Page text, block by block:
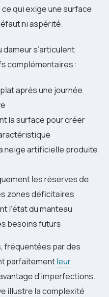
ce qui exige une surface
ni aspérité.
s’articulent
complémentaires :
après une journée
la surface pour créer
neige artificielle produite
les réserves de
zones déficitaires
l’état du manteau
besoins futurs
fréquentées par des
parfaitementleur
d’imperfections.
illustre la complexité